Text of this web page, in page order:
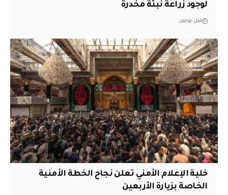
لوجود زراعة نبتة مخدرة
قبل يومين
خلية الإعلام الأمني تعلن نجاح الخطة الأمنية
الخاصة بزيارة الأربعين